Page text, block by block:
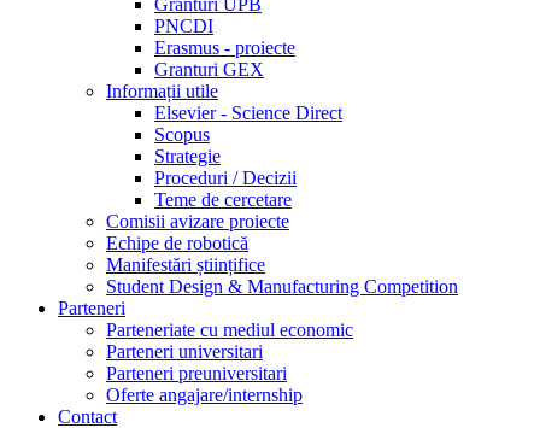
Granturi UPB
PNCDI
Erasmus - proiecte
Granturi GEX
Informații utile
Elsevier - Science Direct
Scopus
Strategie
Proceduri / Decizii
Teme de cercetare
Comisii avizare proiecte
Echipe de robotică
Manifestări științifice
Student Design & Manufacturing Competition
Parteneri
Parteneriate cu mediul economic
Parteneri universitari
Parteneri preuniversitari
Oferte angajare/internship
Contact